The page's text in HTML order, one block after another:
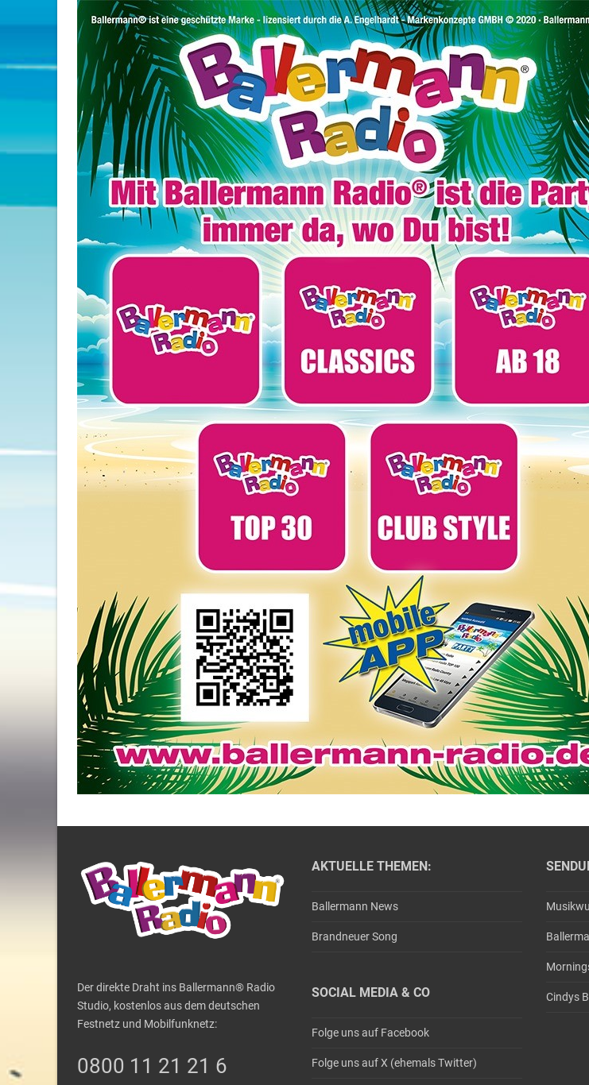
Der direkte Draht ins Ballermann® Radio
Studio, kostenlos aus dem deutschen
Festnetz und Mobilfunknetz:
0800 11 21 21 6
AKTUELLE THEMEN:
Ballermann News
Brandneuer Song
SOCIAL MEDIA & CO
Folge uns auf Facebook
Folge uns auf X (ehemals Twitter)
Cindys